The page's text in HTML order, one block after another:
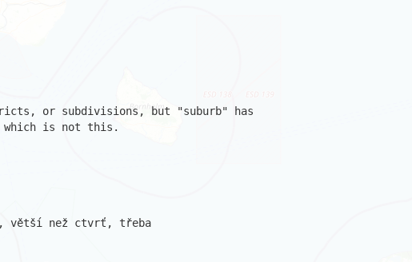
or subdivisions, but "suburb" has
which is not this.
větší než ctvrť, třeba